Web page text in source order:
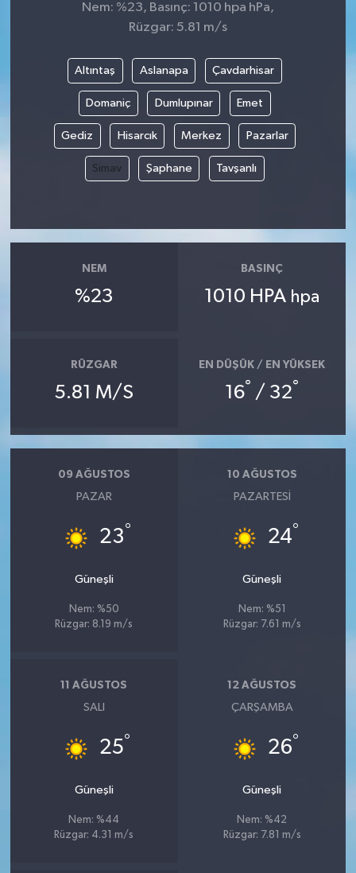
Nem: %23, Basınç: 1010 hpa hPa,
Rüzgar: 5.81 m/s
Altıntaş Aslanapa Çavdarhisar
Domaniç Dumlupınar Emet
Gediz Hisarcık Merkez Pazarlar
Simav Şaphane Tavşanlı
NEM
%23
BASINÇ
1010 HPA hpa
RÜZGAR
5.81 M/S
EN DÜŞÜK / EN YÜKSEK
16° / 32°
09 AĞUSTOS
PAZAR
23°
Güneşli
Nem: %50
Rüzgar: 8.19 m/s
10 AĞUSTOS
PAZARTESI
24°
Güneşli
Nem: %51
Rüzgar: 7.61 m/s
11 AĞUSTOS
SALI
25°
Güneşli
Nem: %44
Rüzgar: 4.31 m/s
12 AĞUSTOS
ÇARŞAMBA
26°
Güneşli
Nem: %42
Rüzgar: 7.81 m/s